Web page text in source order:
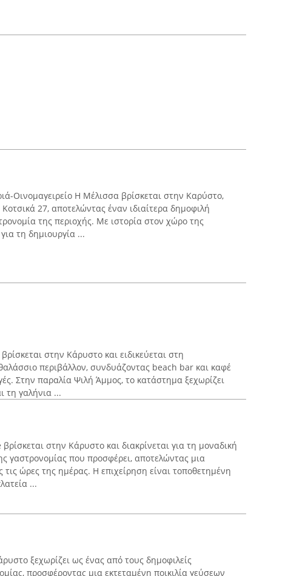
Οινομαγειρείο Η Μέλισσα βρίσκεται στην Καρύστο,
27, αποτελώντας έναν ιδιαίτερα δημοφιλή
της περιοχής. Με ιστορία στον χώρο της
τη δημιουργία ...
στην Κάρυστο και ειδικεύεται στη
περιβάλλον, συνδυάζοντας beach bar και καφέ
Στην παραλία Ψιλή Άμμος, το κατάστημα ξεχωρίζει
τη γαλήνια ...
στην Κάρυστο και διακρίνεται για τη μοναδική
γαστρονομίας που προσφέρει, αποτελώντας μια
τις ώρες της ημέρας. Η επιχείρηση είναι τοποθετημένη
...
ξεχωρίζει ως ένας από τους δημοφιλείς
προσφέροντας μια εκτεταμένη ποικιλία γεύσεων